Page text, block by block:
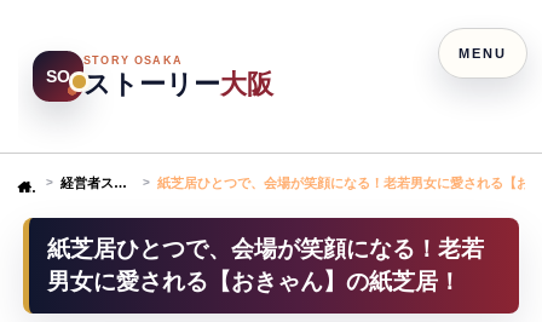
SO
STORY OSAKA
ストーリー大阪
Home 経営者ストーリー 紙芝居ひとつで、会場が笑顔になる！老若男女に愛される【お
紙芝居ひとつで、会場が笑顔になる！老若
男女に愛される【おきゃん】の紙芝居！
MENU